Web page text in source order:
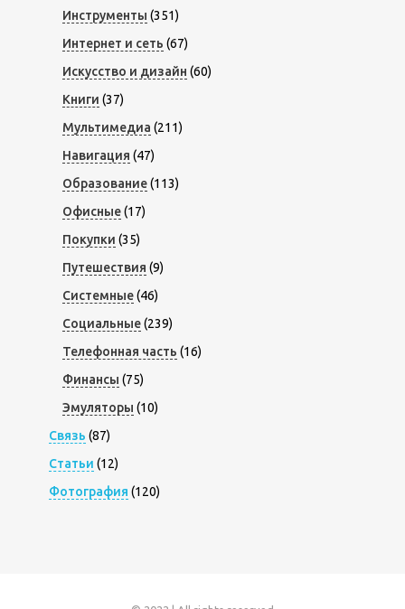
Инструменты (351)
Интернет и сеть (67)
Искусство и дизайн (60)
Книги (37)
Мультимедиа (211)
Навигация (47)
Образование(113)
Офисные(17)
Покупки (35)
Путешествия (9)
Системные(46)
Социальные(239)
Телефонная часть (16)
Финансы (75)
Эмуляторы (10)
Связь (87)
Статьи (12)
Фотография (120)